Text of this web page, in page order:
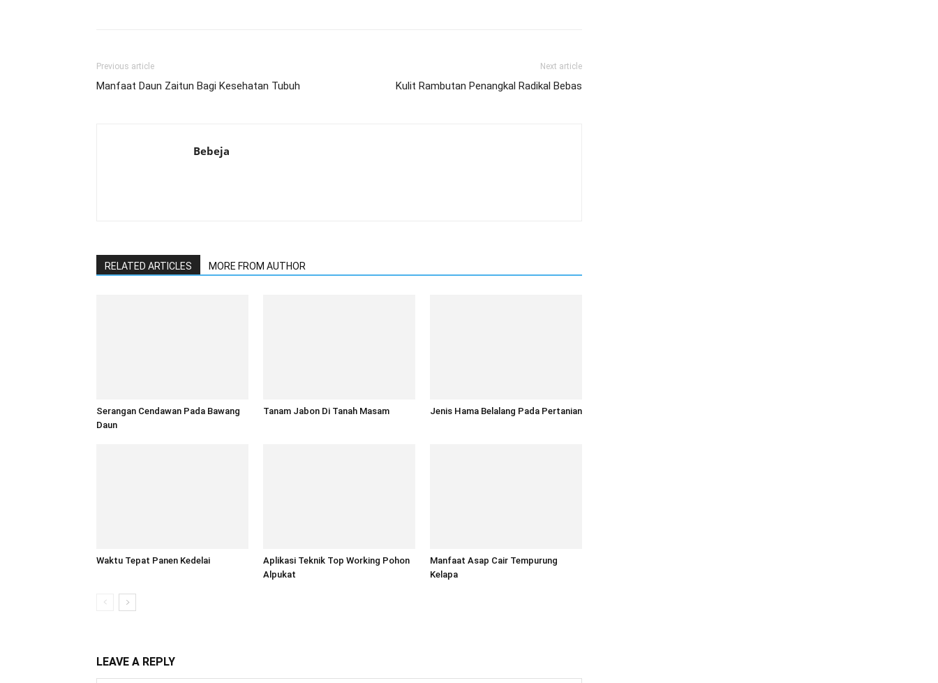
Previous article
Manfaat Daun Zaitun Bagi Kesehatan Tubuh
Next article
Kulit Rambutan Penangkal Radikal Bebas
Bebeja
RELATED ARTICLES MORE FROM AUTHOR
Serangan Cendawan Pada Bawang
Daun
Tanam Jabon Di Tanah Masam Jenis Hama Belalang Pada Pertanian
Waktu Tepat Panen Kedelai
Aplikasi Teknik Top Working Pohon
Alpukat
Manfaat Asap Cair Tempurung
Kelapa
LEAVE A REPLY